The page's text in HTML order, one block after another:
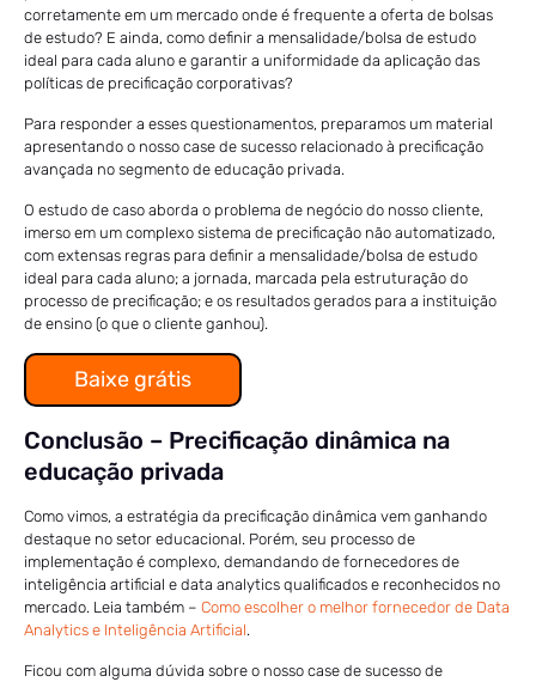
corretamente em um mercado onde é frequente a oferta de bolsas
de estudo? E ainda, como definir a mensalidade/bolsa de estudo
ideal para cada aluno e garantir a uniformidade da aplicação das
políticas de precificação corporativas?
Para responder a esses questionamentos, preparamos um material
apresentando o nosso case de sucesso relacionado à precificação
avançada no segmento de educação privada.
O estudo de caso aborda o problema de negócio do nosso cliente,
imerso em um complexo sistema de precificação não automatizado,
com extensas regras para definir a mensalidade/bolsa de estudo
ideal para cada aluno; a jornada, marcada pela estruturação do
processo de precificação; e os resultados gerados para a instituição
de ensino (o que o cliente ganhou).
Baixe grátis
Conclusão – Precificação dinâmica na
educação privada
Como vimos, a estratégia da precificação dinâmica vem ganhando
destaque no setor educacional. Porém, seu processo de
implementação é complexo, demandando de fornecedores de
inteligência artificial e data analytics qualificados e reconhecidos no
mercado. Leia também – Como escolher o melhor fornecedor de Data
Analytics e Inteligência Artificial.
Ficou com alguma dúvida sobre o nosso case de sucesso de